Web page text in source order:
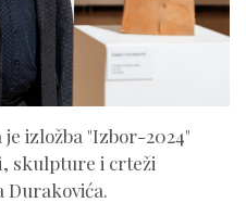
izložba "Izbor-2024"
skulpture i crteži
Durakovića.